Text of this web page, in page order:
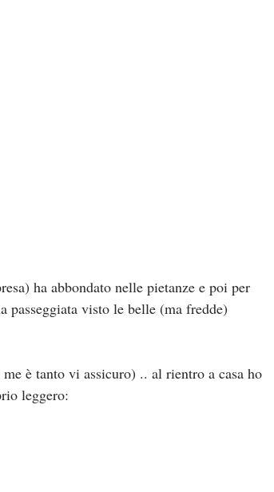
ha abbondato nelle pietanze e poi per
passeggiata visto le belle (ma fredde)
è tanto vi assicuro) .. al rientro a casa ho
leggero: